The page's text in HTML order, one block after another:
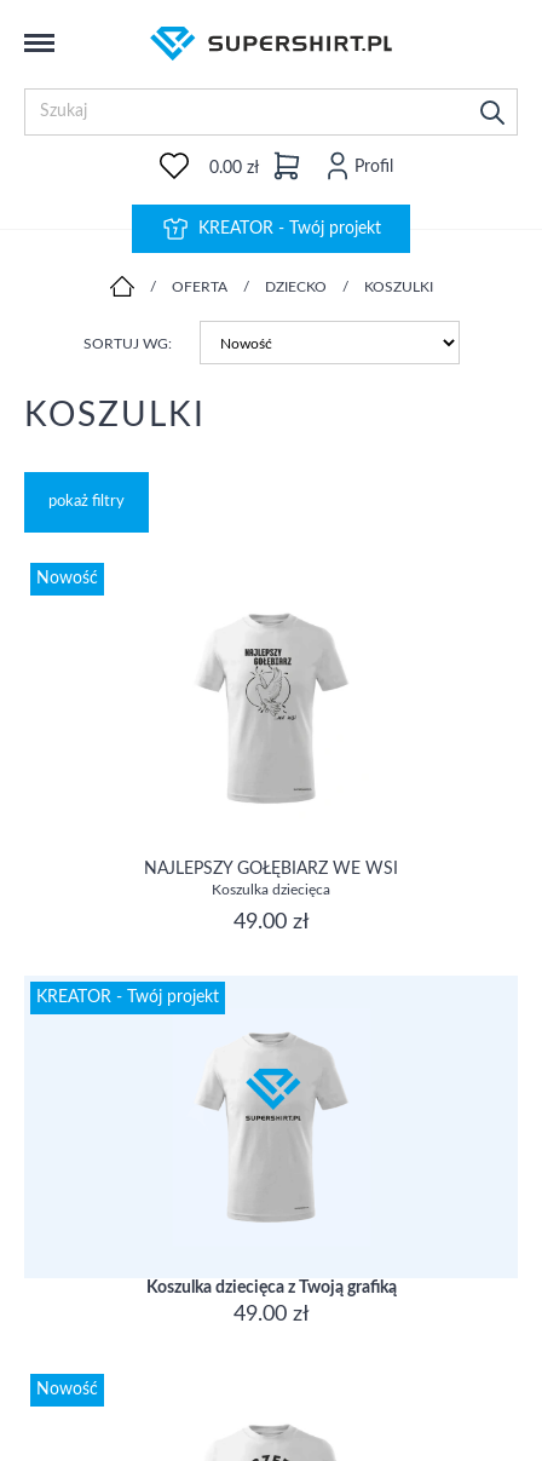
0.00 zł Profil
KREATOR - Twój projekt
/ OFERTA / DZIECKO / KOSZULKI
SORTUJ WG:
KOSZULKI
pokaż filtry
Nowość
NAJLEPSZY GOŁĘBIARZ WE WSI
Koszulka dziecięca
49.00 zł
KREATOR - Twój projekt
Koszulka dziecięca z Twoją grafiką
49.00 zł
Nowość